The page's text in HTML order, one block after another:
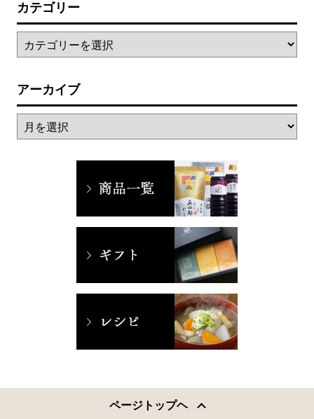
カテゴリー
アーカイブ
ページトップヘ